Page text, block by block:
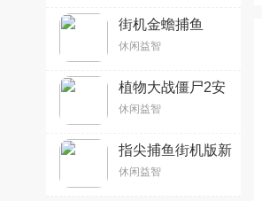
街机金蟾捕鱼
v5.1.1.0 安卓版
休闲益智
植物大战僵尸2安
卓版v3.4.4 官方中
文版
休闲益智
指尖捕鱼街机版新
版
2026v10.3.45.2.0
休闲益智